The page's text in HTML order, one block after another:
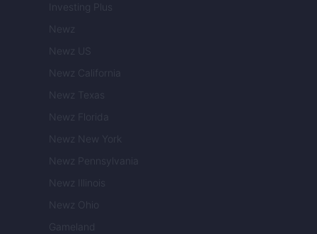
Investing Plus
Newz
Newz US
Newz California
Newz Texas
Newz Florida
Newz New York
Newz Pennsylvania
Newz Illinois
Newz Ohio
Gameland